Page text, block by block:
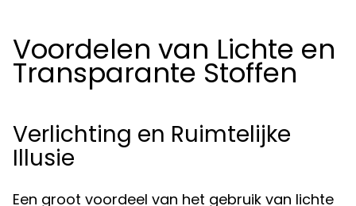
Voordelen van Lichte en
Transparante Stoffen
Verlichting en Ruimtelijke
Illusie
Een groot voordeel van het gebruik van lichte